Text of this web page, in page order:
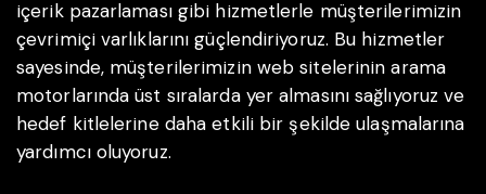
içerik pazarlaması gibi hizmetlerle müşterilerimizin
çevrimiçi varlıklarını güçlendiriyoruz. Bu hizmetler
sayesinde, müşterilerimizin web sitelerinin arama
motorlarında üst sıralarda yer almasını sağlıyoruz ve
hedef kitlelerine daha etkili bir şekilde ulaşmalarına
yardımcı oluyoruz.